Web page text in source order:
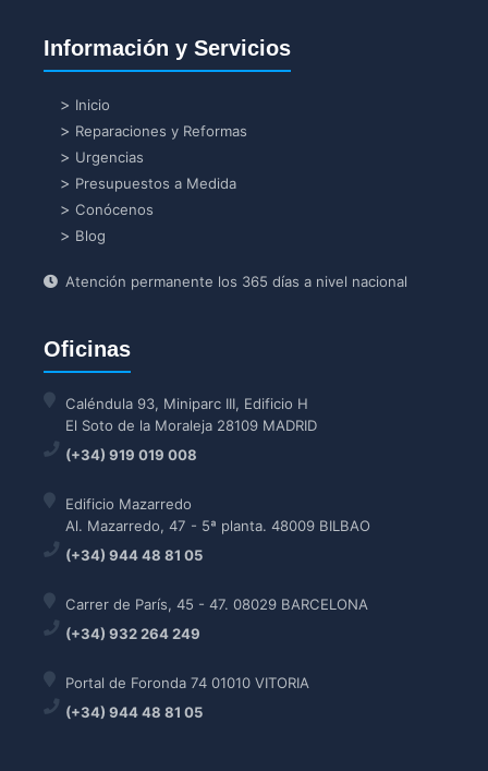
Información y Servicios
Inicio
Reparaciones y Reformas
Urgencias
Presupuestos a Medida
Conócenos
Blog
Atención permanente los 365 días a nivel nacional
Oficinas
Caléndula 93, Miniparc III, Edificio H
El Soto de la Moraleja 28109 MADRID
(+34) 919 019 008
Edificio Mazarredo
Al. Mazarredo, 47 - 5ª planta. 48009 BILBAO
(+34) 944 48 81 05
Carrer de París, 45 - 47. 08029 BARCELONA
(+34) 932 264 249
Portal de Foronda 74 01010 VITORIA
(+34) 944 48 81 05